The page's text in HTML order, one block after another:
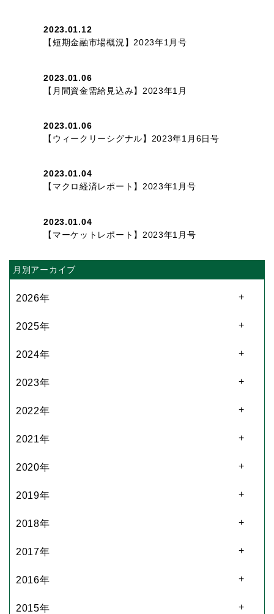
2023.01.12
【短期金融市場概況】2023年1月号
2023.01.06
【月間資金需給見込み】2023年1月
2023.01.06
【ウィークリーシグナル】2023年1月6日号
2023.01.04
【マクロ経済レポート】2023年1月号
2023.01.04
【マーケットレポート】2023年1月号
月別アーカイブ
2026年
2025年
2024年
2023年
2022年
2021年
2020年
2019年
2018年
2017年
2016年
2015年